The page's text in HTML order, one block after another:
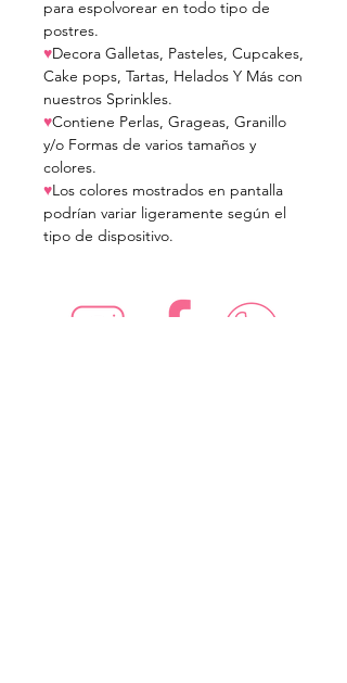
para espolvorear en todo tipo de
postres.
♥Decora Galletas, Pasteles, Cupcakes,
Cake pops, Tartas, Helados Y Más con
nuestros Sprinkles.
♥Contiene Perlas, Grageas, Granillo
y/o Formas de varios tamaños y
colores.
♥Los colores mostrados en pantalla
podrían variar ligeramente según el
tipo de dispositivo.